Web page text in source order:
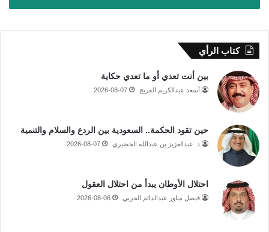
كتاب الرأي
بين أنت تعدي أو ما تعدي حكاية
أسعد عبدالكريم الفريح 2026-08-07
حين تقود الحكمة.. السعودية بين الردع والسلام والتنمية
د. عبدالعزيز بن عبدالله الخضيري 2026-08-07
احتلال الأوطان يبدأ من احتلال العقول
فيصل مناور عبدالدائم الحربي 2026-08-06